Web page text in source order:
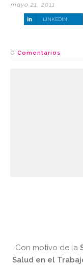
mayo 21, 2011
LINKEDIN
0 Comentarios
Con motivo de la
Salud en el